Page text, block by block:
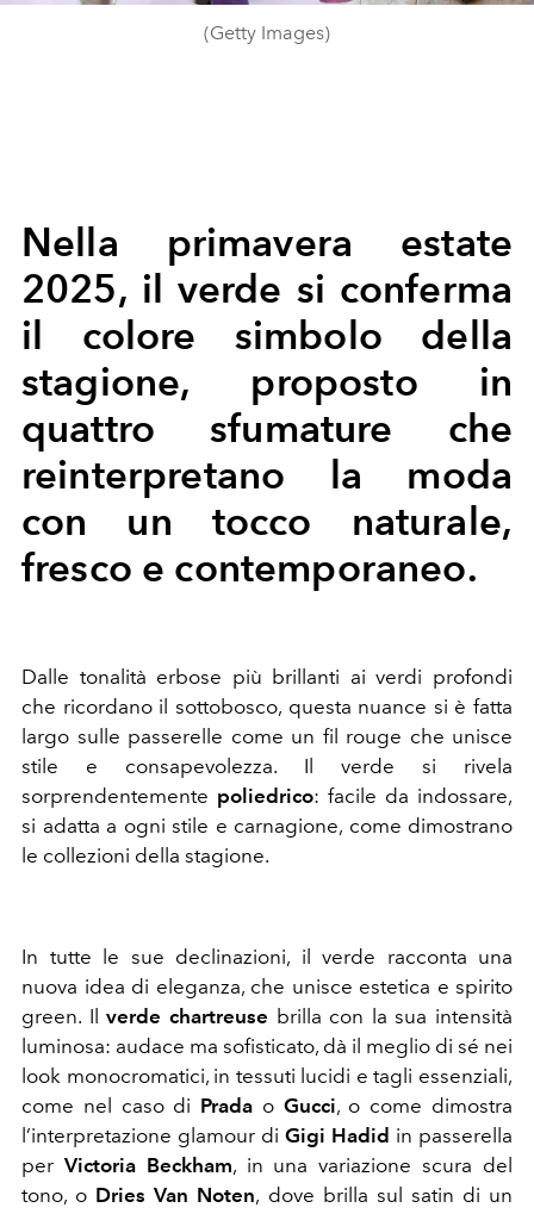
(Getty Images)
Nella primavera estate
2025, il verde si conferma
il colore simbolo della
stagione, proposto in
quattro sfumature che
reinterpretano la moda
con un tocco naturale,
fresco e contemporaneo.
Dalle tonalità erbose più brillanti ai verdi profondi
che ricordano il sottobosco, questa nuance si è fatta
largo sulle passerelle come un fil rouge che unisce
stile e consapevolezza. Il verde si rivela
sorprendentemente poliedrico: facile da indossare,
si adatta a ogni stile e carnagione, come dimostrano
le collezioni della stagione.
In tutte le sue declinazioni, il verde racconta una
nuova idea di eleganza, che unisce estetica e spirito
green. Ilverde chartreuse brilla con la sua intensità
luminosa: audace ma sofisticato, dà il meglio di sé nei
look monocromatici, in tessuti lucidi e tagli essenziali,
come nel caso di Prada o Gucci, o come dimostra
l’interpretazione glamour di Gigi Hadid in passerella
per Victoria Beckham, in una variazione scura del
tono, o Dries Van Noten, dove brilla sul satin di un